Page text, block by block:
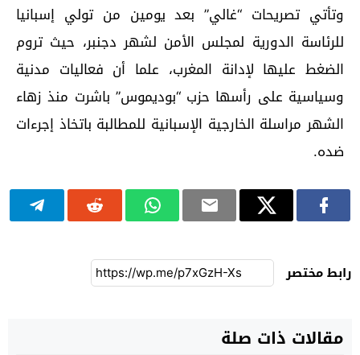
وتأتي تصريحات “غالي” بعد يومين من تولي إسبانيا
للرئاسة الدورية لمجلس الأمن لشهر دجنبر، حيث تروم
الضغط عليها لإدانة المغرب، علما أن فعاليات مدنية
وسياسية على رأسها حزب “بوديموس” باشرت منذ زهاء
الشهر مراسلة الخارجية الإسبانية للمطالبة باتخاذ إجرءات
ضده.
رابط مختصر
مقالات ذات صلة